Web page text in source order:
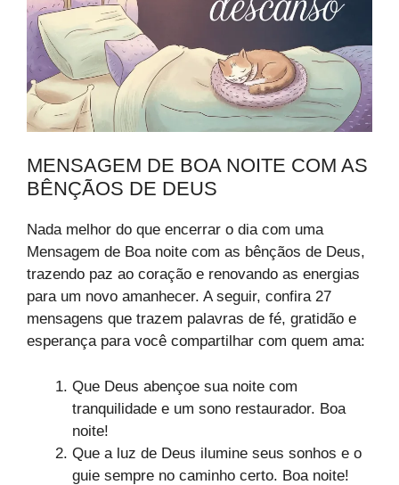
MENSAGEM DE BOA NOITE COM AS
BÊNÇÃOS DE DEUS
Nada melhor do que encerrar o dia com uma
Mensagem de Boa noite com as bênçãos de Deus,
trazendo paz ao coração e renovando as energias
para um novo amanhecer. A seguir, confira 27
mensagens que trazem palavras de fé, gratidão e
esperança para você compartilhar com quem ama:
Que Deus abençoe sua noite com
tranquilidade e um sono restaurador. Boa
noite!
Que a luz de Deus ilumine seus sonhos e o
guie sempre no caminho certo. Boa noite!